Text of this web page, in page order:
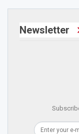
Newsletter